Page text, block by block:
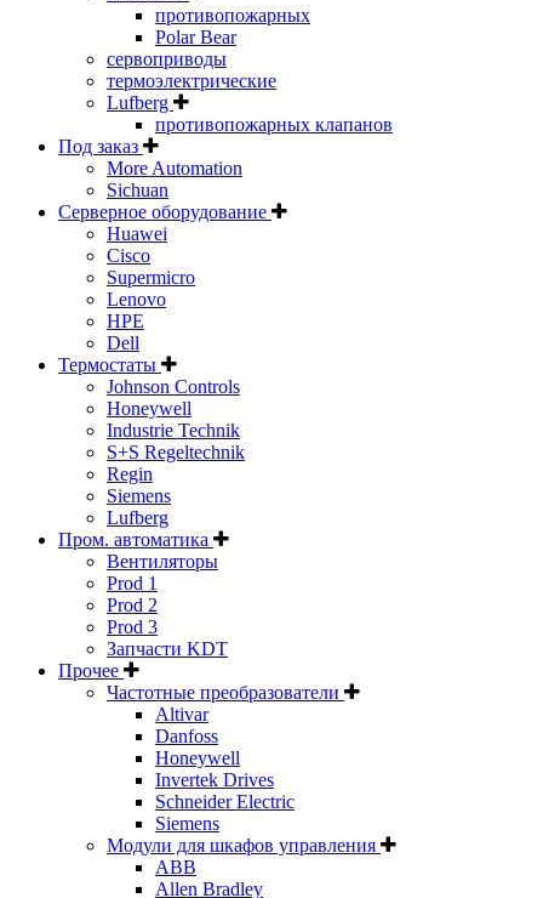
противопожарных
Polar Bear
сервоприводы
термоэлектрические
Lufberg
противопожарных клапанов
Под заказ
More Automation
Sichuan
Серверное оборудование
Huawei
Cisco
Supermicro
Lenovo
HPE
Dell
Термостаты
Johnson Controls
Honeywell
Industrie Technik
S+S Regeltechnik
Regin
Siemens
Lufberg
Пром. автоматика
Вентиляторы
Prod 1
Prod 2
Prod 3
Запчасти KDT
Прочее
Частотные преобразователи
Altivar
Danfoss
Honeywell
Invertek Drives
Schneider Electric
Siemens
Модули для шкафов управления
ABB
Allen Bradley